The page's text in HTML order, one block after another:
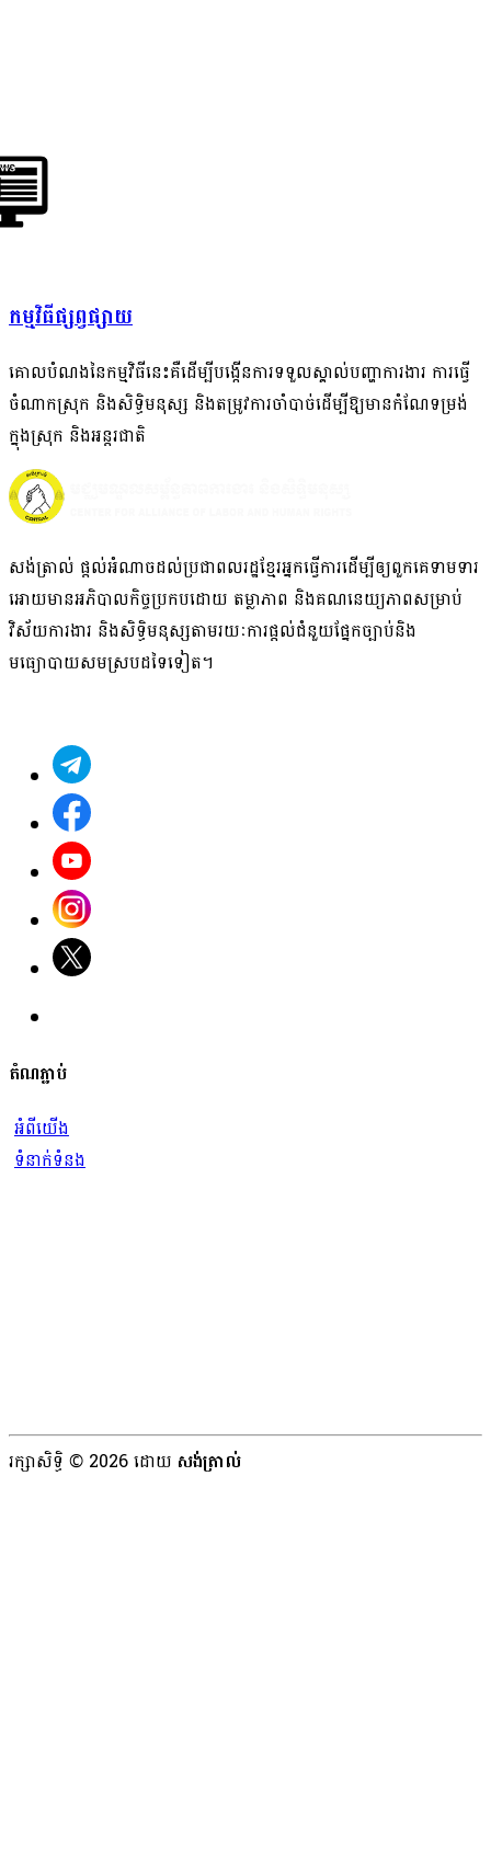
កម្មវិធីផ្សព្វផ្សាយ
គោលបំណងនៃកម្មវិធីនេះគឺដើម្បីបង្កើនការទទួលស្គាល់បញ្ហាការងារ ការធ្វើ
ចំណាកស្រុក និងសិទ្ធិមនុស្ស និងតម្រូវការចាំបាច់ដើម្បីឱ្យមានកំណែទម្រង់
ក្នុងស្រុក និងអន្តរជាតិ
សង់ត្រាល់ ផ្តល់អំណាច​ដល់​ប្រជាពលរដ្ឋខ្មែរអ្នក​ធ្វើការ​ដើម្បីឲ្យ​ពួក​គេ​ទាមទារ​
អោយមានអភិបាលកិច្ច​ប្រកបដោយ ​តម្លាភាព និង​គណនេយ្យភាពសម្រាប់
វិស័យ​ការងារ​ និង​សិទ្ធិមនុស្ស​តាមរយៈ​ការផ្តល់ជំនួយផ្នែកច្បាប់និង
មធ្យោបាយសមស្របដទៃ​ទៀត។
តំណភ្ជាប់
អំពីយើង
ទំនាក់ទំនង
រក្សាសិទ្ធិ © 2026 ដោយ សង់ត្រាល់